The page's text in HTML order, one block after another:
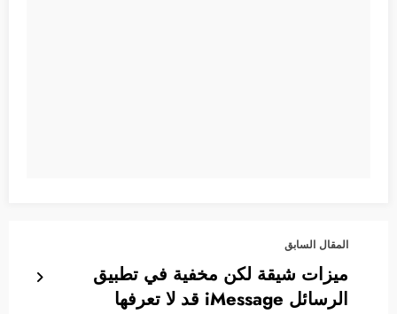
المقال السابق
ميزات شيقة لكن مخفية في تطبيق
الرسائل iMessage قد لا تعرفها